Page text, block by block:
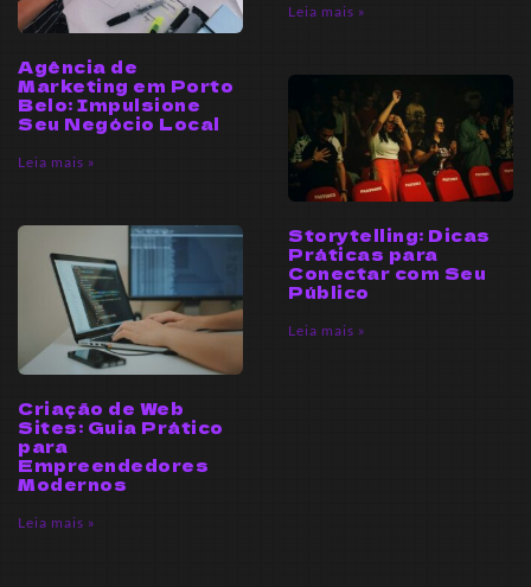
Agência de
Marketing em Porto
Belo: Impulsione
Seu Negócio Local
Leia mais »
Leia mais »
Criação de Web
Sites: Guia Prático
para
Empreendedores
Modernos
Leia mais »
Storytelling: Dicas
Práticas para
Conectar com Seu
Público
Leia mais »